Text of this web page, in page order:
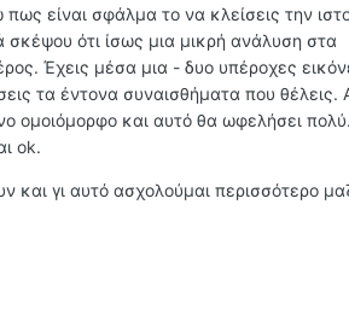
είναι σφάλμα το να κλείσεις την
σκέψου ότι ίσως μια μικρή ανάλυση στα
Έχεις μέσα μια - δυο υπέροχες
τα έντονα συναισθήματα που θέλεις.
ομοιόμορφο και αυτό θα ωφελήσει
ok.
και γι αυτό ασχολούμαι περισσότερο